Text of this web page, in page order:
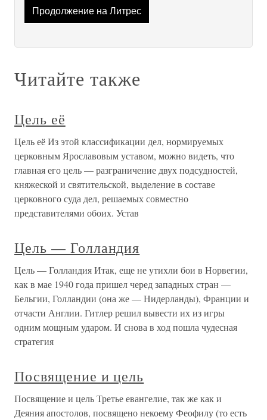
Продолжение на Литрес
Читайте также
Цель её
Цель её Из этой классификации дел, нормируемых
церковным Ярославовым уставом, можно видеть, что
главная его цель — разграничение двух подсудностей,
княжеской и святительской, выделение в составе
церковного суда дел, решаемых совместно
представителями обоих. Устав
Цель — Голландия
Цель — Голландия Итак, еще не утихли бои в Норвегии,
как в мае 1940 года пришел черед западных стран —
Бельгии, Голландии (она же — Нидерланды), Франции и
отчасти Англии. Гитлер решил вывести их из игры
одним мощным ударом. И снова в ход пошла чудесная
стратегия
Посвящение и цель
Посвящение и цель Третье евангелие, так же как и
Деяния апостолов, посвящено некоему Феофилу (то есть